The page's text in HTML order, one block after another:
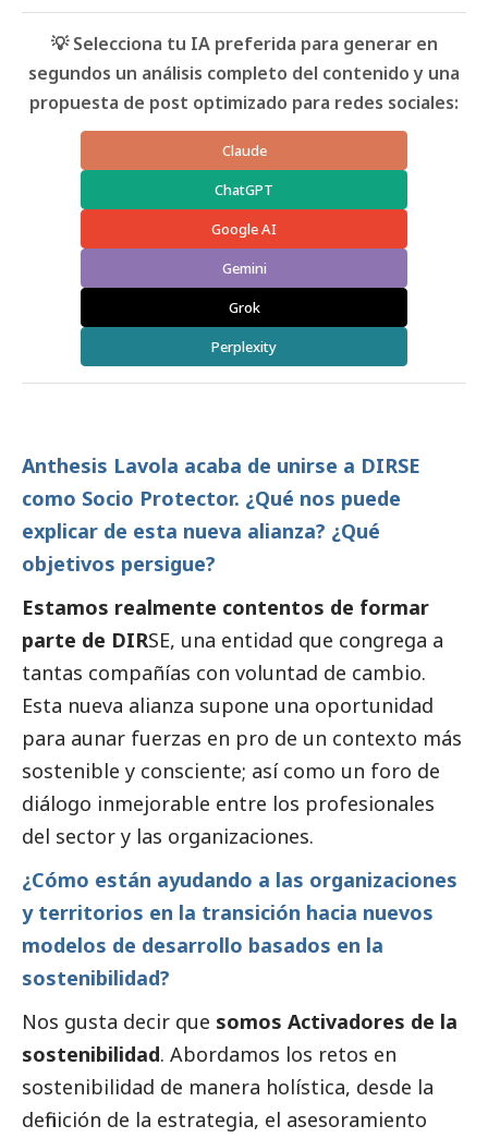
💡 Selecciona tu IA preferida para generar en
segundos un análisis completo del contenido y una
propuesta de post optimizado para redes sociales:
Claude
ChatGPT
Google AI
Gemini
Grok
Perplexity
Anthesis Lavola acaba de unirse a DIRSE
como Socio Protector. ¿Qué nos puede
explicar de esta nueva alianza? ¿Qué
objetivos persigue?
Estamos realmente contentos de formar
parte de DIRSE, una entidad que congrega a
tantas compañías con voluntad de cambio.
Esta nueva alianza supone una oportunidad
para aunar fuerzas en pro de un contexto más
sostenible y consciente; así como un foro de
diálogo inmejorable entre los profesionales
del sector y las organizaciones.
¿Cómo están ayudando a las organizaciones
y territorios en la transición hacia nuevos
modelos de desarrollo basados en la
sostenibilidad?
Nos gusta decir que somos Activadores de la
sostenibilidad. Abordamos los retos en
sostenibilidad de manera holística, desde la
definición de la estrategia, el asesoramiento